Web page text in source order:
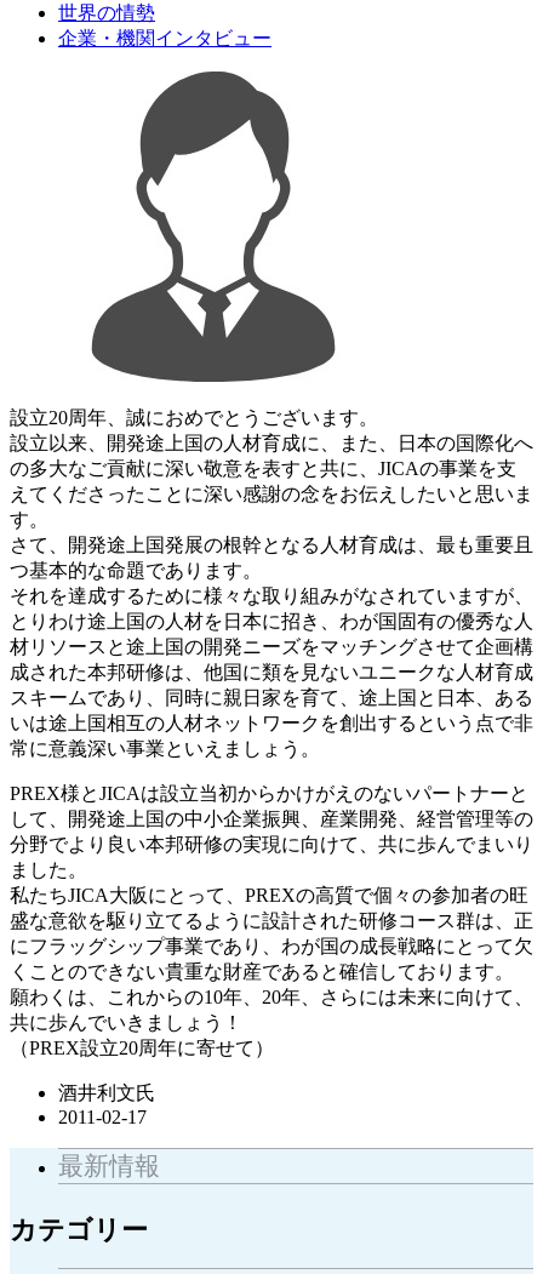
世界の情勢
企業・機関インタビュー
設立20周年、誠におめでとうございます。
設立以来、開発途上国の人材育成に、また、日本の国際化へ
の多大なご貢献に深い敬意を表すと共に、JICAの事業を支
えてくださったことに深い感謝の念をお伝えしたいと思いま
す。
さて、開発途上国発展の根幹となる人材育成は、最も重要且
つ基本的な命題であります。
それを達成するために様々な取り組みがなされていますが、
とりわけ途上国の人材を日本に招き、わが国固有の優秀な人
材リソースと途上国の開発ニーズをマッチングさせて企画構
成された本邦研修は、他国に類を見ないユニークな人材育成
スキームであり、同時に親日家を育て、途上国と日本、ある
いは途上国相互の人材ネットワークを創出するという点で非
常に意義深い事業といえましょう。
PREX様とJICAは設立当初からかけがえのないパートナーと
して、開発途上国の中小企業振興、産業開発、経営管理等の
分野でより良い本邦研修の実現に向けて、共に歩んでまいり
ました。
私たちJICA大阪にとって、PREXの高質で個々の参加者の旺
盛な意欲を駆り立てるように設計された研修コース群は、正
にフラッグシップ事業であり、わが国の成長戦略にとって欠
くことのできない貴重な財産であると確信しております。
願わくは、これからの10年、20年、さらには未来に向けて、
共に歩んでいきましょう！
（PREX設立20周年に寄せて）
酒井利文氏
2011-02-17
最新情報
カテゴリー